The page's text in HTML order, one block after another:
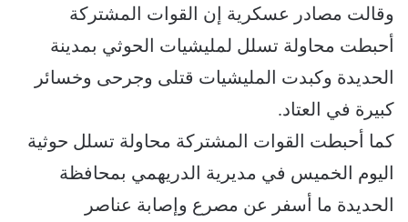
وقالت مصادر عسكرية إن القوات المشتركة
أحبطت محاولة تسلل لمليشيات الحوثي بمدينة
الحديدة وكبدت المليشيات قتلى وجرحى وخسائر
كبيرة في العتاد.
كما أحبطت القوات المشتركة محاولة تسلل حوثية
اليوم الخميس في مديرية الدريهمي بمحافظة
الحديدة ما أسفر عن مصرع وإصابة عناصر